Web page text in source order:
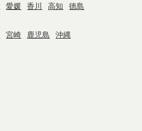
愛媛 香川 高知 徳島
宮崎 鹿児島 沖縄